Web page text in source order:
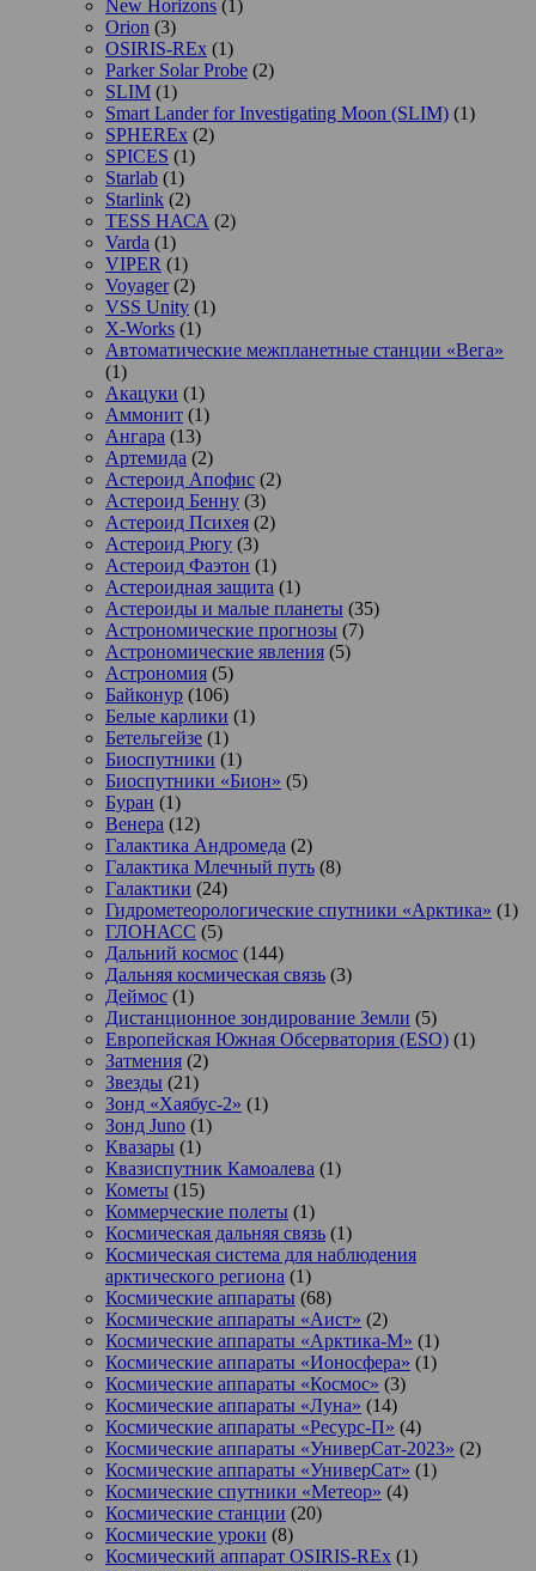
New Horizons (1)
Orion (3)
OSIRIS-REx (1)
Parker Solar Probe (2)
SLIM (1)
Smart Lander for Investigating Moon (SLIM) (1)
SPHEREx (2)
SPICES (1)
Starlab (1)
Starlink (2)
TESS НАСА (2)
Varda (1)
VIPER (1)
Voyager(2)
VSS Unity (1)
X-Works (1)
Автоматические межпланетные станции «Вега»
(1)
Акацуки (1)
Аммонит (1)
Ангара (13)
Артемида (2)
Астероид Апофис (2)
Астероид Бенну (3)
Астероид Психея (2)
Астероид Рюгу (3)
Астероид Фаэтон (1)
Астероидная защита (1)
Астероиды и малые планеты (35)
Астрономические прогнозы (7)
Астрономические явления (5)
Астрономия (5)
Байконур (106)
Белые карлики (1)
Бетельгейзе (1)
Биоспутники (1)
Биоспутники «Бион» (5)
Буран (1)
Венера (12)
Галактика Андромеда (2)
Галактика Млечный путь (8)
Галактики (24)
Гидрометеорологические спутники «Арктика» (1)
ГЛОНАСС (5)
Дальний космос (144)
Дальняя космическая связь (3)
Деймос (1)
Дистанционное зондирование Земли (5)
Европейская Южная Обсерватория (ESO) (1)
Затмения (2)
Звезды (21)
Зонд «Хаябус-2» (1)
Зонд Juno (1)
Квазары (1)
Квазиспутник Камоалева (1)
Кометы (15)
Коммерческие полеты (1)
Космическая дальняя связь (1)
Космическая система для наблюдения
арктического региона (1)
Космические аппараты (68)
Космические аппараты «Аист» (2)
Космические аппараты «Арктика-М» (1)
Космические аппараты «Ионосфера» (1)
Космические аппараты «Космос» (3)
Космические аппараты «Луна» (14)
Космические аппараты «Ресурс-П» (4)
Космические аппараты «УниверСат-2023» (2)
Космические аппараты «УниверСат» (1)
Космические спутники «Метеор» (4)
Космические станции (20)
Космические уроки (8)
Космический аппарат OSIRIS-REx (1)